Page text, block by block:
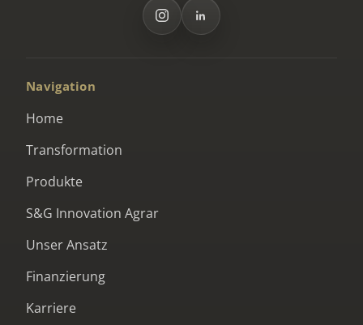
Navigation
Home
Transformation
Produkte
S&G Innovation Agrar
Unser Ansatz
Finanzierung
Karriere